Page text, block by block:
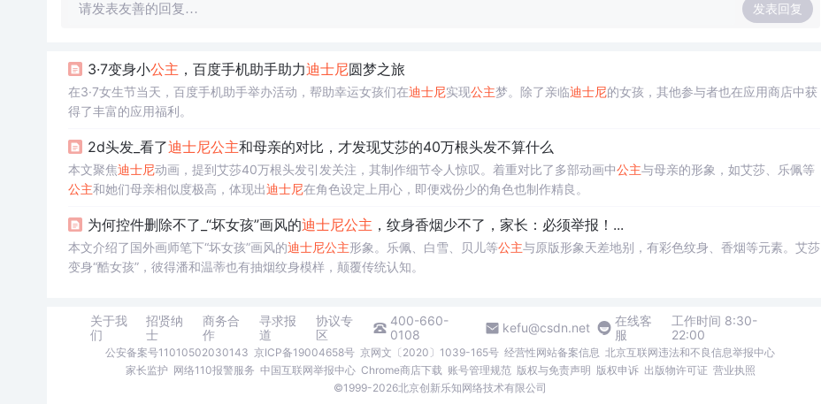
请发表友善的回复… 发表回复
3·7变身小公主 ，百度手机助手助力迪士尼圆梦之旅
在3·7女生节当天，百度手机助手举办活动，帮助幸运女孩们在迪士尼实现公主梦。除了亲临迪士尼的女孩，其他参与者也在应用商店中获
得了丰富的应用福利。
2d头发_看了迪士尼公主和母亲的对比，才发现艾莎的40万根头发不算什么
本文聚焦迪士尼动画，提到艾莎40万根头发引发关注，其制作细节令人惊叹。着重对比了多部动画中公主与母亲的形象，如艾莎、乐佩等
公主和她们母亲相似度极高，体现出迪士尼在角色设定上用心，即便戏份少的角色也制作精良。
为何控件删除不了_“坏女孩”画风的迪士尼公主 ，纹身香烟少不了，家长：必须举报！...
本文介绍了国外画师笔下“坏女孩”画风的迪士尼公主形象。乐佩、白雪、贝儿等公主与原版形象天差地别，有彩色纹身、香烟等元素。艾莎
变身“酷女孩”，彼得潘和温蒂也有抽烟纹身模样，颠覆传统认知。
关于我
们
招贤纳
士
商务合
作
寻求报
道
协议专
区
400-660-
0108
kefu@csdn.net
在线客
服
工作时间 8:30-
22:00
公安备案号11010502030143 京ICP备19004658号 京网文〔2020〕1039-165号 经营性网站备案信息 北京互联网违法和不良信息举报中心
家长监护 网络110报警服务 中国互联网举报中心 Chrome商店下载 账号管理规范 版权与免责声明 版权申诉 出版物许可证 营业执照
©1999-2026北京创新乐知网络技术有限公司